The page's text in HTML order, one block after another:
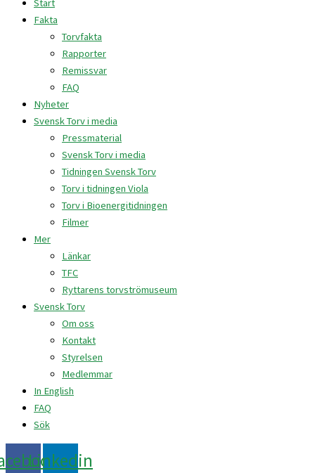
Start
Fakta
Torvfakta
Rapporter
Remissvar
FAQ
Nyheter
Svensk Torv i media
Pressmaterial
Svensk Torv i media
Tidningen Svensk Torv
Torv i tidningen Viola
Torv i Bioenergitidningen
Filmer
Mer
Länkar
TFC
Ryttarens torvströmuseum
Svensk Torv
Om oss
Kontakt
Styrelsen
Medlemmar
In English
FAQ
Sök
Linkedin